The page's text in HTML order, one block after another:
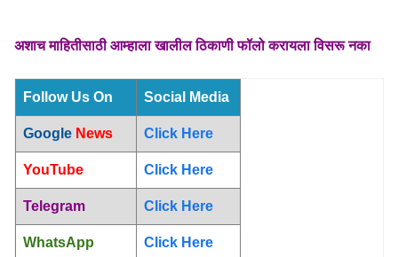
अशाच माहितीसाठी आम्हाला खालील ठिकाणी फॉलो करायला विसरू नका
Follow Us On Social Media
Google News Click Here
YouTube Click Here
Telegram Click Here
WhatsApp Click Here